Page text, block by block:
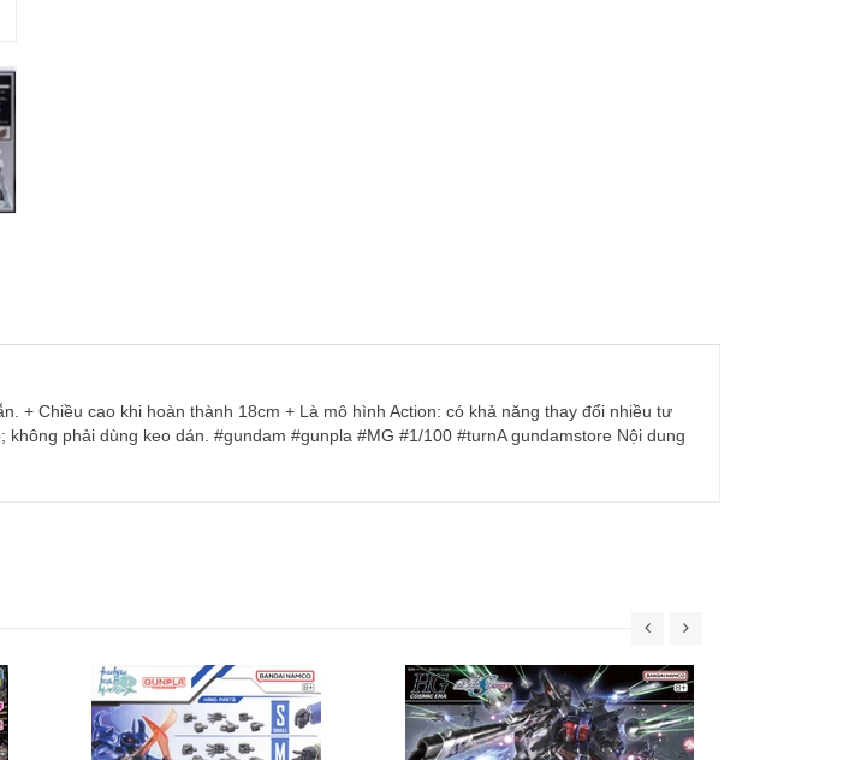
+ Chiều cao khi hoàn thành 18cm + Là mô hình Action: có khả năng thay đổi nhiều tư
phải dùng keo dán. #gundam #gunpla #MG #1/100 #turnA gundamstore Nội dung